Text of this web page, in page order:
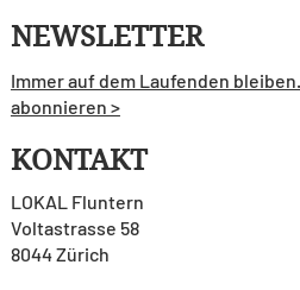
KONTAKT
LOKAL Fluntern
Voltastrasse 58
8044 Zürich
NEWSLETTER
Immer auf dem Laufenden
abonnieren >